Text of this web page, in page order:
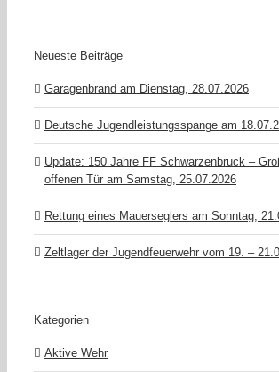
Neueste Beiträge
Garagenbrand am Dienstag, 28.07.2026
Deutsche Jugendleistungsspange am
Update: 150 Jahre FF Schwarzenbruck –
offenen Tür am Samstag, 25.07.2026
Rettung eines Mauerseglers am Sonntag,
Zeltlager der Jugendfeuerwehr vom 19. –
Kategorien
Aktive Wehr